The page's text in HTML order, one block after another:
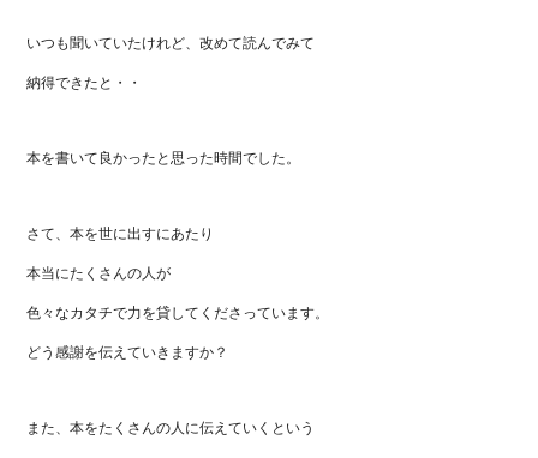
いつも聞いていたけれど、改めて読んでみて
納得できたと・・
本を書いて良かったと思った時間でした。
さて、本を世に出すにあたり
本当にたくさんの人が
色々なカタチで力を貸してくださっています。
どう感謝を伝えていきますか？
また、本をたくさんの人に伝えていくという